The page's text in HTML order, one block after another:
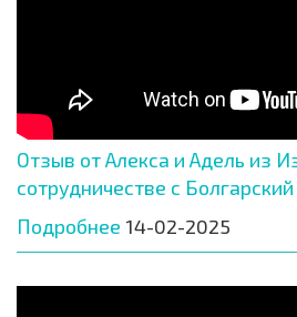
Отзыв от Алекса и Адель из
сотрудничестве с
Подробнее 14-02-2025